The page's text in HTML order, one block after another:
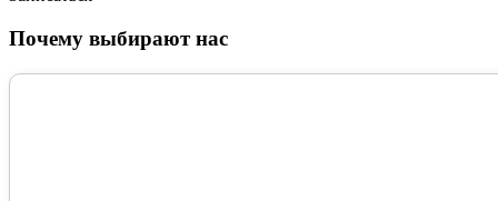
Почему выбирают нас